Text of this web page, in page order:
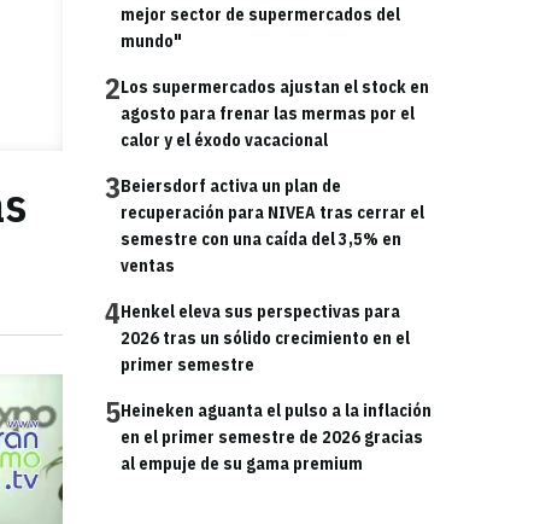
mejor sector de supermercados del
mundo"
2Los supermercados ajustan el stock en
agosto para frenar las mermas por el
calor y el éxodo vacacional
3Beiersdorf activa un plan de
recuperación para NIVEA tras cerrar el
semestre con una caída del 3,5% en
ventas
4Henkel eleva sus perspectivas para
2026 tras un sólido crecimiento en el
primer semestre
5Heineken aguanta el pulso a la inflación
en el primer semestre de 2026 gracias
al empuje de su gama premium